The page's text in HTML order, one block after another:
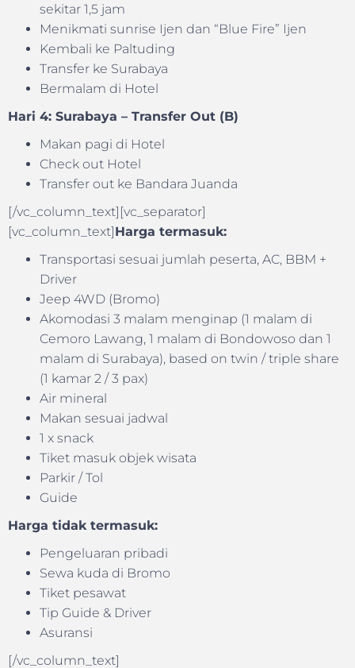
sekitar 1,5 jam
Menikmati sunrise Ijen dan “Blue Fire” Ijen
Kembali ke Paltuding
Transfer ke Surabaya
Bermalam di Hotel
Hari 4: Surabaya – Transfer Out (B)
Makan pagi di Hotel
Check out Hotel
Transfer out ke Bandara Juanda
[/vc_column_text][vc_separator]
[vc_column_text]Harga termasuk:
Transportasi sesuai jumlah peserta, AC, BBM +
Driver
Jeep 4WD (Bromo)
Akomodasi 3 malam menginap (1 malam di
Cemoro Lawang, 1 malam di Bondowoso dan 1
malam di Surabaya), based on twin / triple share
(1 kamar 2 / 3 pax)
Air mineral
Makan sesuai jadwal
1 x snack
Tiket masuk objek wisata
Parkir / Tol
Guide
Harga tidak termasuk:
Pengeluaran pribadi
Sewa kuda di Bromo
Tiket pesawat
Tip Guide & Driver
Asuransi
[/vc_column_text]